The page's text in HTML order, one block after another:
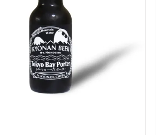
5段階中
5.00
の評価
お買い物カゴに追加 QUICK VIEW